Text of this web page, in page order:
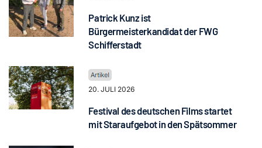
Patrick Kunz ist
Bürgermeisterkandidat der FWG
Schifferstadt
20. JULI 2026
Festival des deutschen Films startet
mit Staraufgebot in den Spätsommer